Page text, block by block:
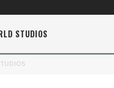
STUDIOS